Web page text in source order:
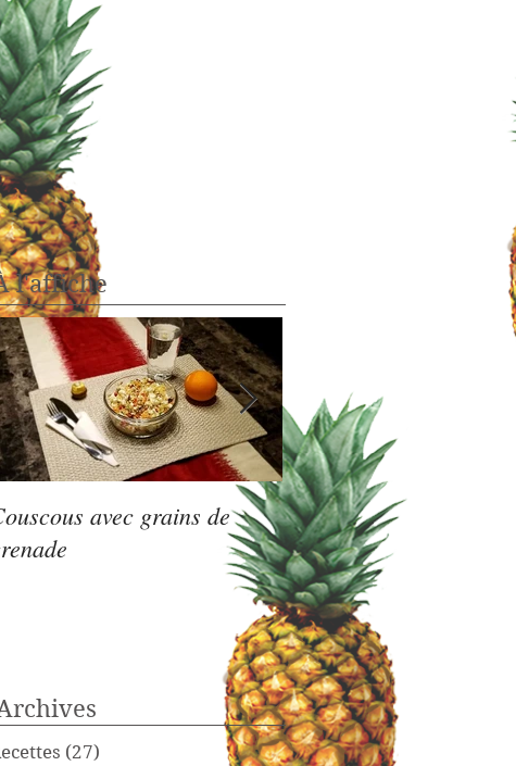
(27)
l'affiche
avec grains de
Vélo au Petit Train du
(Nominingue à Mont-
aller- retour) 110 Km